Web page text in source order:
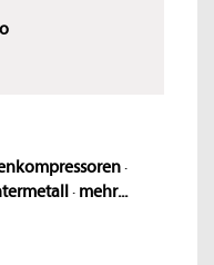
·
· mehr...